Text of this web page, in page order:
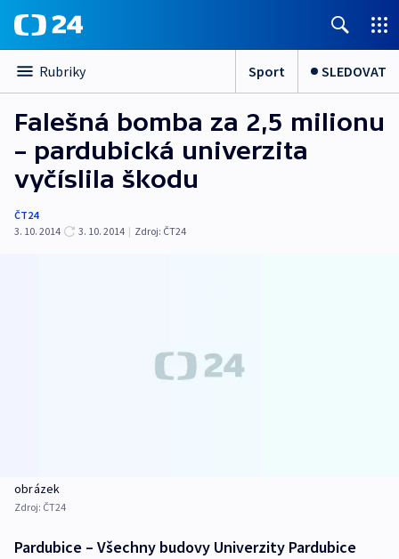
Rubriky Sport SLEDOVAT
Falešná bomba za 2,5 milionu
– pardubická univerzita
vyčíslila škodu
ČT24
3. 10. 2014
3. 10. 2014 | Zdroj: ČT24
obrázek
Zdroj: ČT24
Pardubice – Všechny budovy Univerzity Pardubice